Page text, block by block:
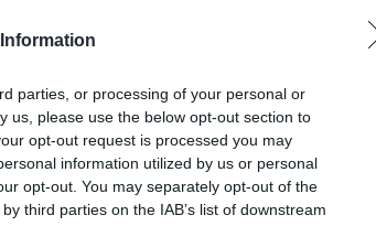
parties, or processing of your personal or
us, please use the below opt-out section to
opt-out request is processed you may
information utilized by us or personal
opt-out. You may separately opt-out of the
third parties on the IAB’s list of downstream